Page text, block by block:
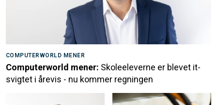
COMPUTERWORLD MENER
Computerworld mener: Skoleeleverne er blevet it-
svigtet i årevis - nu kommer regningen